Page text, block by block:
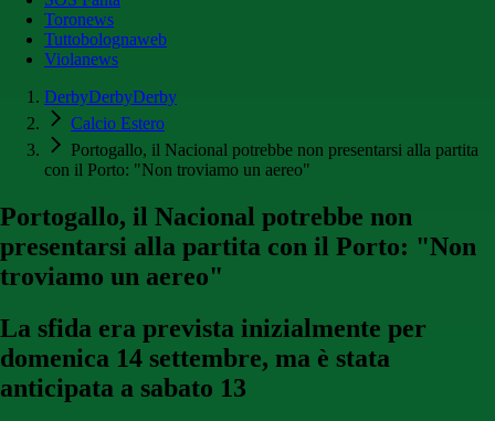
Toronews
Tuttobolognaweb
Violanews
DerbyDerbyDerby
Calcio Estero
Portogallo, il Nacional potrebbe non presentarsi alla partita
con il Porto: "Non troviamo un aereo"
Portogallo, il Nacional potrebbe non
presentarsi alla partita con il Porto: "Non
troviamo un aereo"
La sfida era prevista inizialmente per
domenica 14 settembre, ma è stata
anticipata a sabato 13